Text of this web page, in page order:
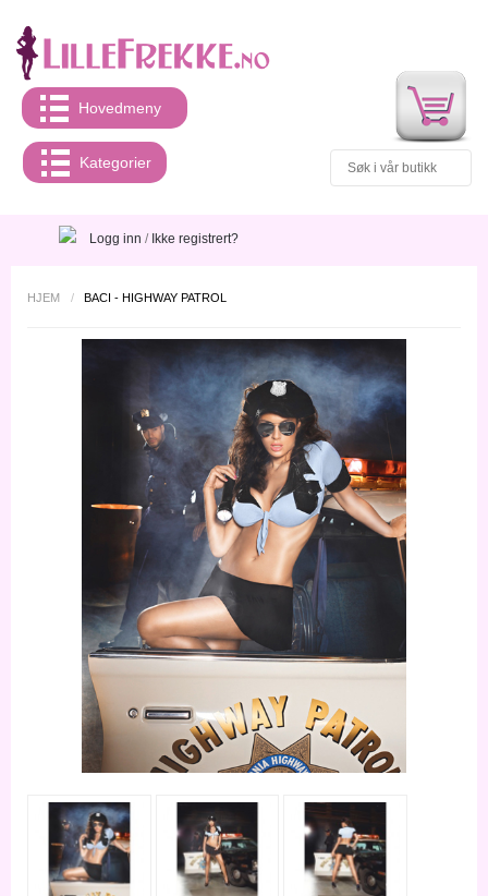
Hovedmeny
Kategorier
Logg inn / Ikke registrert?
HJEM / BACI - HIGHWAY PATROL